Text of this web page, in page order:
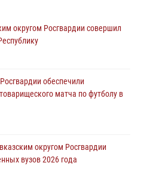
Росгвардии провели турнир по
округом Росгвардии совершил
обеспечили
матча по футболу в
округом Росгвардии
вузов 2026 года